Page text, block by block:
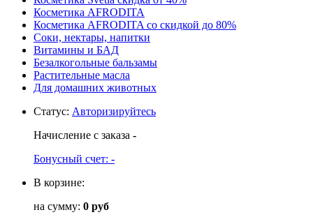
Косметика AFRODITA
Косметика AFRODITA со скидкой до 80%
Соки, нектары, напитки
Витамины и БАД
Безалкогольные бальзамы
Растительные масла
Для домашних животных
Статус: Авторизируйтесь
Начисление с заказа -
Бонусный счет: -
В корзине:
на сумму: 0 руб